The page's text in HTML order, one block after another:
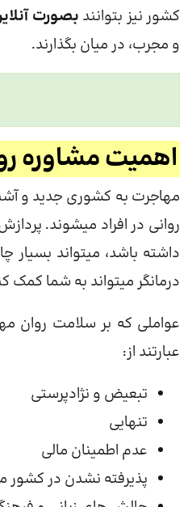
کشور نیز بتوانند بصورت
و مجرب، در میان بگذارند.
اهمیت مشاوره
مهاجرت به کشوری جدید و
روانی در افراد میشوند.
داشته باشد، میتواند بسیار
درمانگر میتواند به شما کمک
عواملی که بر سلامت روان
عبارتند از:
تبعیض و نژادپرستی
تنهایی
عدم اطمینان مالی
پذیرفته نشدن در کشور